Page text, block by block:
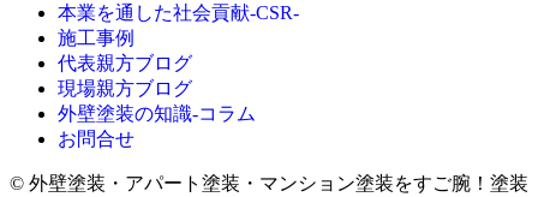
本業を通した社会貢献-CSR-
施工事例
代表親方ブログ
現場親方ブログ
外壁塗装の知識‐コラム
お問合せ
© 外壁塗装・アパート塗装・マンション塗装をすご腕！塗装